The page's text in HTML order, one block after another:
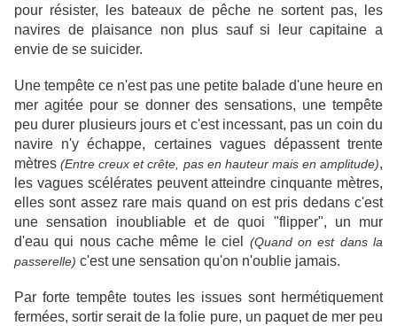
pour résister, les bateaux de pêche ne sortent pas, les
navires de plaisance non plus sauf si leur capitaine a
envie de se suicider.
Une tempête ce n'est pas une petite balade d'une heure en
mer agitée pour se donner des sensations, une tempête
peu durer plusieurs jours et c'est incessant, pas un coin du
navire n'y échappe, certaines vagues dépassent trente
mètres(Entre creux et crête, pas en hauteur mais en amplitude),
les vagues scélérates peuvent atteindre cinquante mètres,
elles sont assez rare mais quand on est pris dedans c'est
une sensation inoubliable et de quoi "flipper", un mur
d'eau qui nous cache même le ciel (Quand on est dans la
passerelle) c'est une sensation qu'on n'oublie jamais.
Par forte tempête toutes les issues sont hermétiquement
fermées, sortir serait de la folie pure, un paquet de mer peu